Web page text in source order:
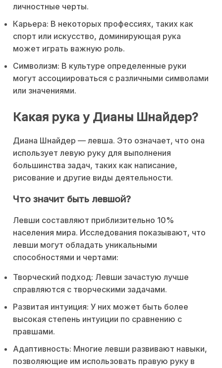
личностные черты.
Карьера: В некоторых профессиях, таких как
спорт или искусство, доминирующая рука
может играть важную роль.
Символизм: В культуре определенные руки
могут ассоциироваться с различными символами
или значениями.
Какая рука у Дианы Шнайдер?
Диана Шнайдер — левша. Это означает, что она
использует левую руку для выполнения
большинства задач, таких как написание,
рисование и другие виды деятельности.
Что значит быть левшой?
Левши составляют приблизительно 10%
населения мира. Исследования показывают, что
левши могут обладать уникальными
способностями и чертами:
Творческий подход: Левши зачастую лучше
справляются с творческими задачами.
Развитая интуиция: У них может быть более
высокая степень интуиции по сравнению с
правшами.
Адаптивность: Многие левши развивают навыки,
позволяющие им использовать правую руку в